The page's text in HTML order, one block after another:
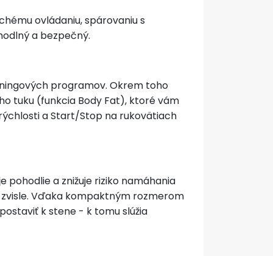
ovládaniu, spárovaniu s
a bezpečný.
programov. Okrem toho
tuku (funkcia Body Fat), ktoré vám
a Start/Stop na rukovätiach
pohodlie a znižuje riziko namáhania
Vďaka kompaktným rozmerom
k stene - k tomu slúžia